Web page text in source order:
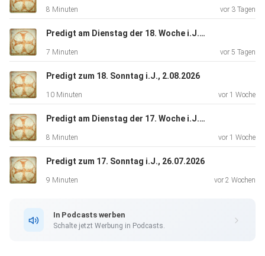
8 Minuten vor 3 Tagen
Predigt am Dienstag der 18. Woche i.J. 4.08.2026
7 Minuten vor 5 Tagen
Predigt zum 18. Sonntag i.J., 2.08.2026
10 Minuten vor 1 Woche
Predigt am Dienstag der 17. Woche i.J. 28.07.2026
8 Minuten vor 1 Woche
Predigt zum 17. Sonntag i.J., 26.07.2026
9 Minuten vor 2 Wochen
In Podcasts werben
Schalte jetzt Werbung in Podcasts.